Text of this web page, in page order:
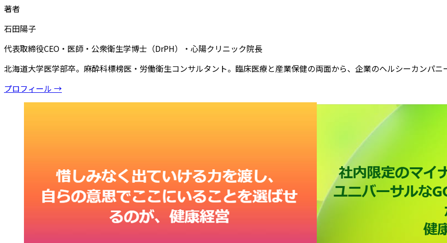
著者
石田陽子
代表取締役CEO・医師・公衆衛生学博士（DrPH）・心陽クリニック院長
北海道大学医学部卒。麻酔科標榜医・労働衛生コンサルタント。臨床医療と産業保健の両面から、企業のヘルシーカンパニ
プロフィール →